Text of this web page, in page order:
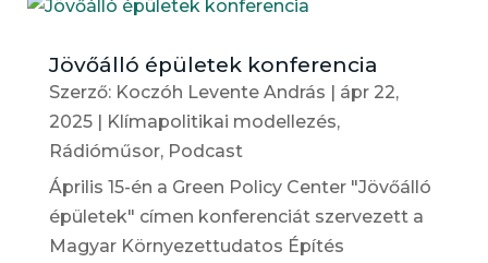
Jövőálló épületek konferencia
Szerző: Koczóh Levente András | ápr 22,
2025| Klímapolitikai modellezés,
Rádióműsor, Podcast
Április 15-én a Green Policy Center "Jövőálló
épületek" címen konferenciát szervezett a
Magyar Környezettudatos Építés